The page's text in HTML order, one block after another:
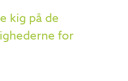
kig på de
for